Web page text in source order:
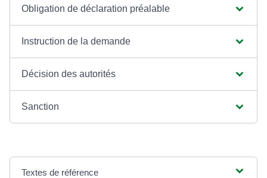
Obligation de déclaration préalable
Instruction de la demande
Décision des autorités
Sanction
Textes de référence